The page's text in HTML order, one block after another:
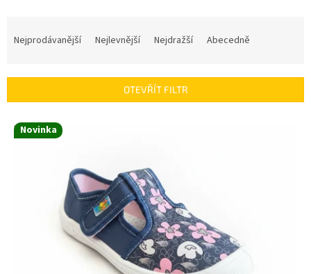
í
Nejprodávanější Nejlevnější Nejdražší Abecedně
OTEVŘÍT FILTR
V Novinka